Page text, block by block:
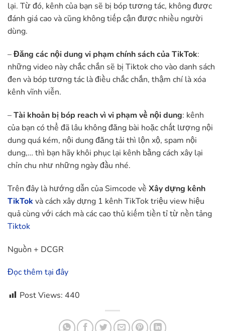
lại. Từ đó, kênh của bạn sẽ bị bóp tương tác, không được
đánh giá cao và cũng không tiếp cận được nhiều người
dùng.
–Đăng các nội dung vi phạm chính sách của TikTok:
những video này chắc chắn sẽ bị Tiktok cho vào danh sách
đen và bóp tương tác là điều chắc chắn, thậm chí là xóa
kênh vĩnh viễn.
–Tài khoản bị bóp reach vì vi phạm về nội dung: kênh
của bạn có thể đã lâu không đăng bài hoặc chất lượng nội
dung quá kém, nội dung đăng tải thì lộn xộ, spam nội
dung,… thì bạn hãy khôi phục lại kênh bằng cách xây lại
chỉn chu như những ngày đầu nhé.
Trên đây là hướng dẫn của Simcode về Xây dựng kênh
TikTok và cách xây dựng 1 kênh TikTok triệu view hiệu
quả cùng với cách mà các cao thủ kiếm tiền tỉ từ nền tảng
Tiktok
Nguồn + DCGR
Đọc thêm tại đây
Post Views: 440